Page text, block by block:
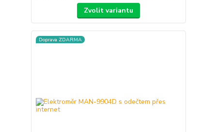
Zvolit variantu
Doprava ZDARMA